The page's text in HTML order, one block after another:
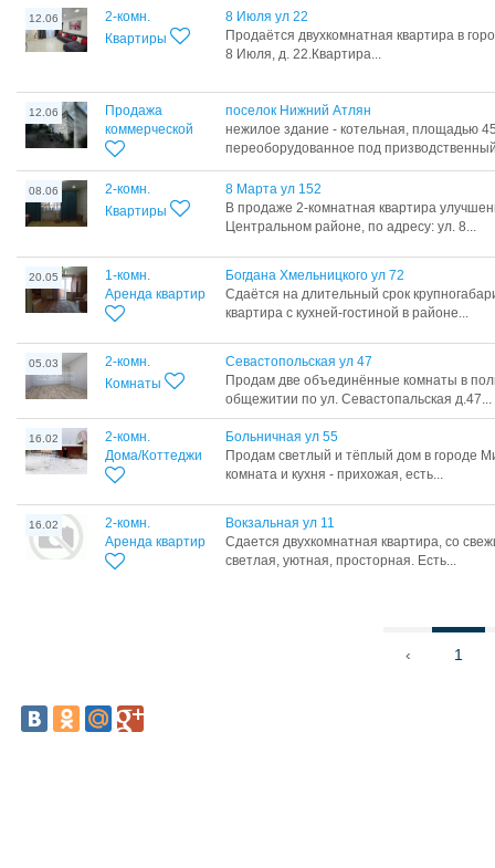
12.06
2-комн.
Квартиры
8 Июля ул 22
Продаётся двухкомнатная квартира в
8 Июля, д. 22.Квартира...
12.06
Продажа
коммерческой
поселок Нижний Атлян
нежилое здание - котельная, площадью
переоборудованное под
08.06
2-комн.
Квартиры
8 Марта ул 152
В продаже 2-комнатная квартира
Центральном районе, по адресу: ул. 8...
20.05
1-комн.
Аренда квартир
Богдана Хмельницкого ул 72
Сдаётся на длительный срок
квартира с кухней-гостиной в районе...
05.03
2-комн.
Комнаты
Севастопольская ул 47
Продам две объединённые комнаты в
общежитии по ул. Севастопальская д.47...
16.02
2-комн.
Дома/Коттеджи
Больничная ул 55
Продам светлый и тёплый дом в городе
комната и кухня - прихожая, есть...
16.02
2-комн.
Аренда квартир
Вокзальная ул 11
Сдается двухкомнатная квартира, со
светлая, уютная, просторная. Есть...
‹ 1